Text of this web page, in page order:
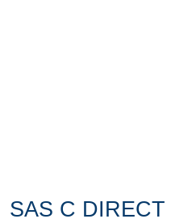
SAS C